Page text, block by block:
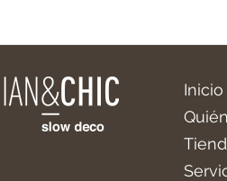
Inicio